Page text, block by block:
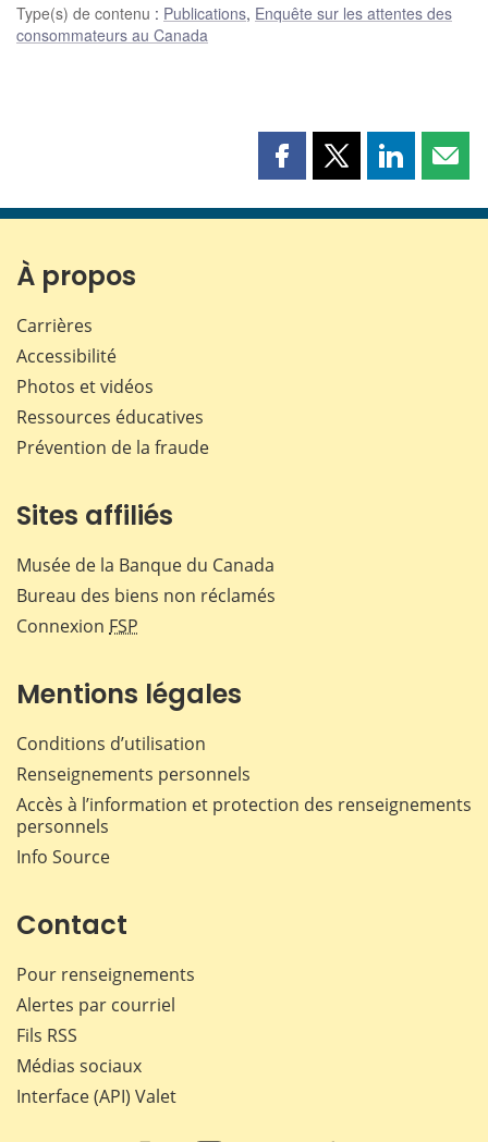
Type(s) de contenu : Publications, Enquête sur les attentes des
consommateurs au Canada
Partager
page
Partager
page
Partager
page page
À propos
Carrières
Accessibilité
Photos et vidéos
Ressources éducatives
Prévention de la fraude
Sites affiliés
Musée de la Banque du Canada
Bureau des biens non réclamés
Connexion FSP
Mentions légales
Conditions d’utilisation
Renseignements personnels
Accès à l’information et protection des renseignements
personnels
Info Source
Contact
Pour renseignements
Alertes par courriel
Fils RSS
Médias sociaux
Interface (API) Valet